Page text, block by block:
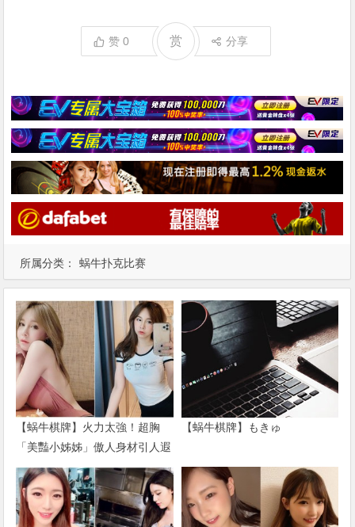
所属分类： 蜗牛扑克比赛
赞0 赏 分享
【蜗牛棋牌】火力太強！超胸
「美豔小姊姊」傲人身材引人遐
想 一身兇猛戰袍直接辣到噴火
【蜗牛棋牌】もきゅ